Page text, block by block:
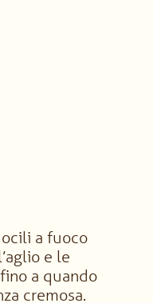
a fuoco
e le
a quando
cremosa.